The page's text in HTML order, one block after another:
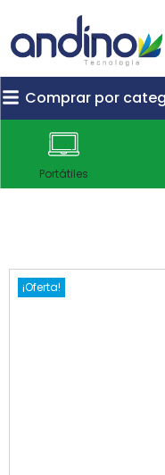
Comprar por
Portátiles
¡Oferta!